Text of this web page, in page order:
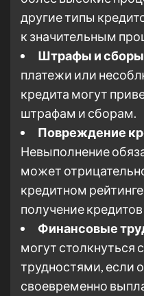
другие типы
к значительным
Штрафы и
платежи или
кредита могут
штрафам и сборам.
Повреждение
Невыполнение
может
кредитном
получение
Финансовые
могут столкнуться
трудностями, если
своевременно